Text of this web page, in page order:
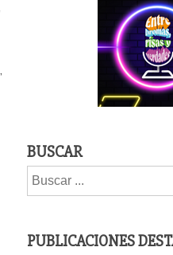
BUSCAR
PUBLICACIONES